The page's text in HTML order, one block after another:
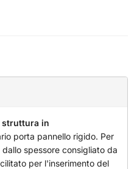
in
porta pannello rigido. Per
spessore consigliato da
per l'inserimento del